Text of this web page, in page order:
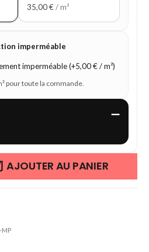
35,00€/ m²
imperméable
imperméable (+5,00 € / m²)
pour toute la commande.
—
AJOUTER AU PANIER
MP